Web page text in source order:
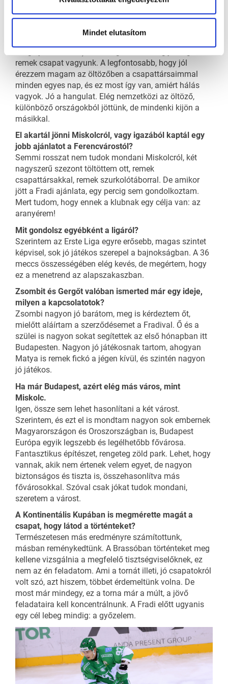
Mindet elutasítom
Mennyi idő, amíg beilleszkedsz egy új csapatba?
Könnyen ment ezúttal?
Ez mindig időbe telik, a Fradiból Zsombit és Matyát
remek csapat vagyunk. A legfontosabb, hogy jól
érezzem magam az öltözőben a csapattársaimmal
minden egyes nap, és ez most így van, amiért hálás
vagyok. Jó a hangulat. Elég nemzetközi az öltöző,
különböző országokból jöttünk, de mindenki kijön a
másikkal.
El akartál jönni Miskolcról, vagy igazából kaptál egy
jobb ajánlatot a Ferencvárostól?
Semmi rosszat nem tudok mondani Miskolcról, két
nagyszerű szezont töltöttem ott, remek
csapattársakkal, remek szurkolótáborral. De amikor
jött a Fradi ajánlata, egy percig sem gondolkoztam.
Mert tudom, hogy ennek a klubnak egy célja van: az
aranyérem!
Mit gondolsz egyébként a ligáról?
Szerintem az Erste Liga egyre erősebb, magas szintet
képvisel, sok jó játékos szerepel a bajnokságban. A 36
meccs összességében elég kevés, de megértem, hogy
ez a menetrend az alapszakaszban.
Zsombit és Gergőt valóban ismerted már egy ideje,
milyen a kapcsolatotok?
Zsombi nagyon jó barátom, meg is kérdeztem őt,
mielőtt aláírtam a szerződésemet a Fradival. Ő és a
szülei is nagyon sokat segítettek az első hónapban itt
Budapesten. Nagyon jó játékosnak tartom, ahogyan
Matya is remek fickó a jégen kívül, és szintén nagyon
jó játékos.
Ha már Budapest, azért elég más város, mint
Miskolc.
Igen, össze sem lehet hasonlítani a két várost.
Szerintem, és ezt el is mondtam nagyon sok embernek
Magyarországon és Oroszországban is, Budapest
Európa egyik legszebb és legélhetőbb fővárosa.
Fantasztikus építészet, rengeteg zöld park. Lehet, hogy
vannak, akik nem értenek velem egyet, de nagyon
biztonságos és tiszta is, összehasonlítva más
fővárosokkal. Szóval csak jókat tudok mondani,
szeretem a várost.
A Kontinentális Kupában is megmérette magát a
csapat, hogy látod a történteket?
Természetesen más eredményre számítottunk,
másban reménykedtünk. A Brassóban történteket meg
kellene vizsgálnia a megfelelő tisztségviselőknek, ez
nem az én feladatom. Ami a tornát illeti, jó csapatokról
volt szó, azt hiszem, többet érdemeltünk volna. De
most már mindegy, ez a torna már a múlt, a jövő
feladataira kell koncentrálnunk. A Fradi előtt ugyanis
egy cél lebeg mindig: a győzelem.